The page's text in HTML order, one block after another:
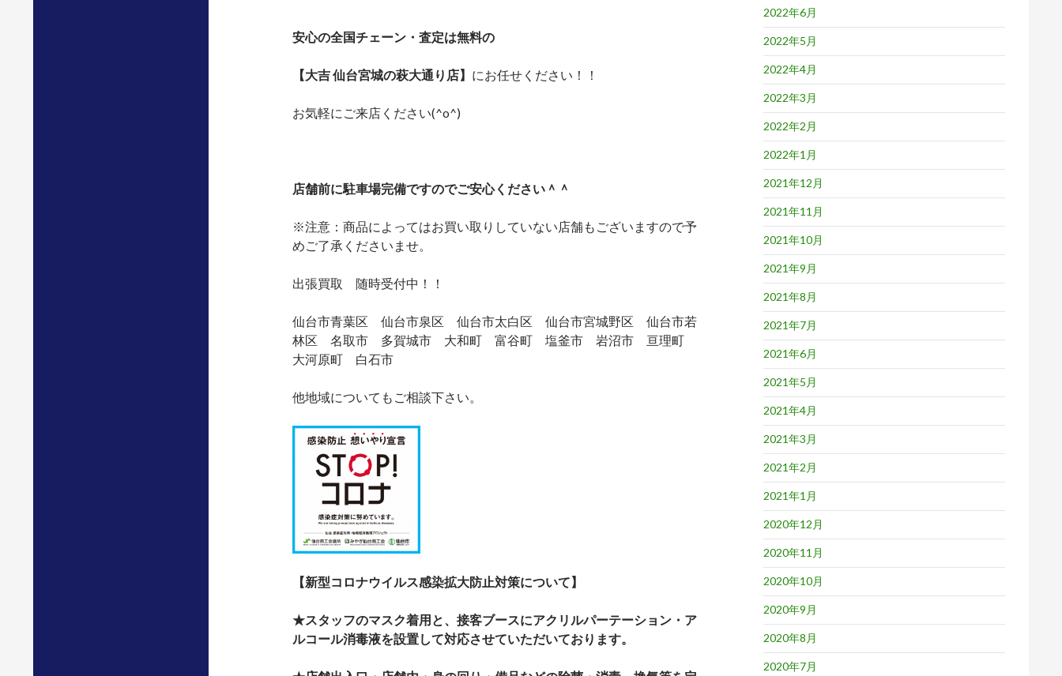
安心の全国チェーン・査定は無料の
【大吉 仙台宮城の萩大通り店】 にお任せください！！
お気軽にご来店ください(^o^)
店舗前に駐車場完備ですのでご安心ください＾＾
※注意：商品によってはお買い取りしていない店舗もございますので予
めご了承くださいませ。
出張買取 随時受付中！！
仙台市青葉区 仙台市泉区 仙台市太白区 仙台市宮城野区 仙台市若
林区 名取市 多賀城市 大和町 富谷町 塩釜市 岩沼市 亘理町
大河原町 白石市
他地域についてもご相談下さい。
【新型コロナウイルス感染拡大防止対策について】
★スタッフのマスク着用と、接客ブースにアクリルパーテーション・ア
ルコール消毒液を設置して対応させていただいております。
2022年6月
2022年5月
2022年4月
2022年3月
2022年2月
2022年1月
2021年12月
2021年11月
2021年10月
2021年9月
2021年8月
2021年7月
2021年6月
2021年5月
2021年4月
2021年3月
2021年2月
2021年1月
2020年12月
2020年11月
2020年10月
2020年9月
2020年8月
2020年7月